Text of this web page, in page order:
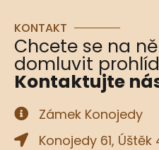
KONTAKT
Chcete se na
domluvit
Kontaktujte
Zámek Konojedy
Konojedy 61, Úštěk